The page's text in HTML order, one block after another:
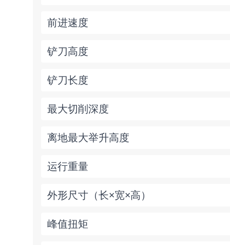
前进速度
铲刀高度
铲刀长度
最大切削深度
离地最大举升高度
运行重量
外形尺寸（长×宽×高）
峰值扭矩